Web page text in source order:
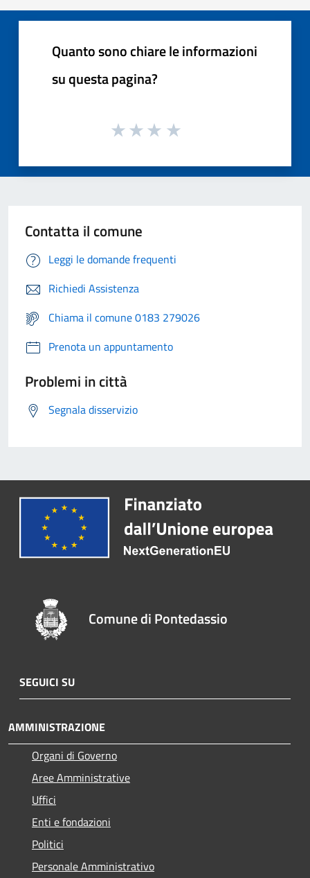
Quanto sono chiare le informazioni
su questa pagina?
Contatta il comune
Leggi le domande frequenti
Richiedi Assistenza
Chiama il comune 0183 279026
Prenota un appuntamento
Problemi in città
Segnala disservizio
Comune di Pontedassio
SEGUICI SU
AMMINISTRAZIONE
Organi di Governo
Aree Amministrative
Uffici
Enti e fondazioni
Politici
Personale Amministrativo